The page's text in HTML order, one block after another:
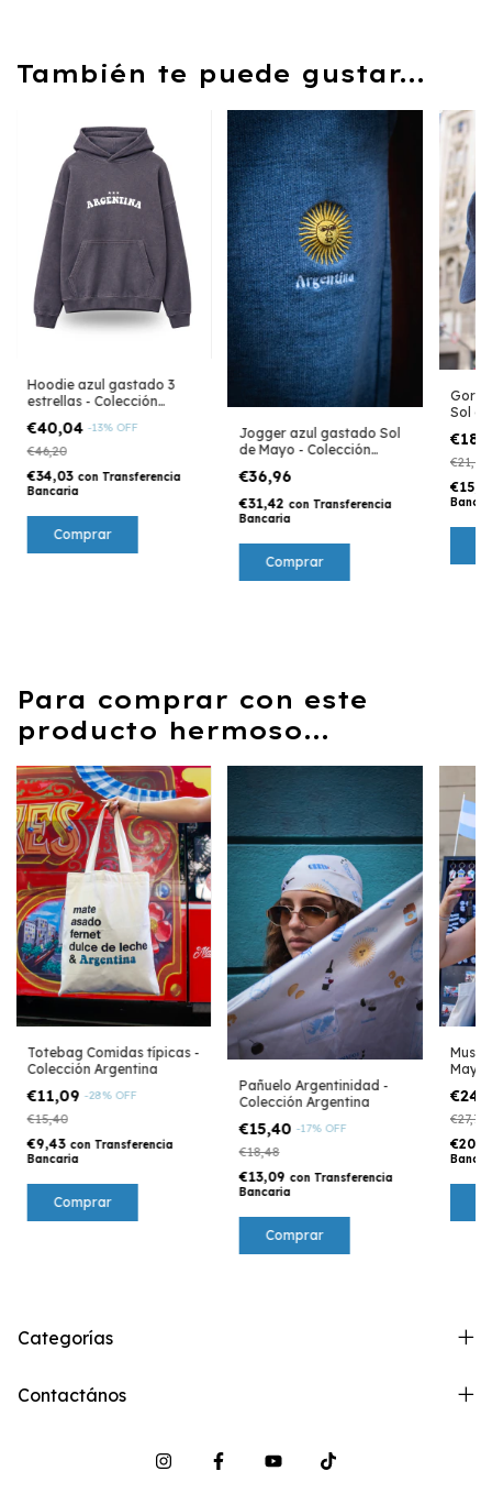
También te puede gustar...
Hoodie azul gastado 3
estrellas - Colección
€40,04 -13% OFF
€46,20
€34,03 con Transferencia
Bancaria
Comprar
Jogger azul gastado Sol
de Mayo - Colección
€36,96
€31,42 con Transferencia
Bancaria
Comprar
Sol
€21,56
Para comprar con este
producto hermoso...
Totebag Comidas típicas -
Colección Argentina
€11,09 -28% OFF
€15,40
€9,43 con Transferencia
Bancaria
Pañuelo Argentinidad -
Colección Argentina
€15,40 -17% OFF
€18,48
€13,09 con Transferencia
Bancaria
Mayo
€27,72
Categorías
Contactános